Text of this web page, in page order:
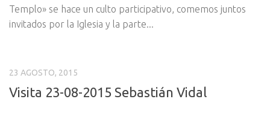
Templo» se hace un culto participativo, comemos juntos
invitados por la Iglesia y la parte...
23 AGOSTO, 2015
Visita 23-08-2015 Sebastián Vidal